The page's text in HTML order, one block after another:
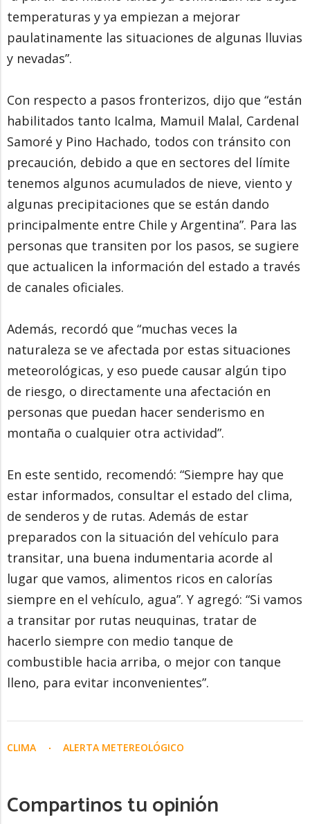
temperaturas y ya empiezan a mejorar
paulatinamente las situaciones de algunas lluvias
y nevadas”.
Con respecto a pasos fronterizos, dijo que “están
habilitados tanto Icalma, Mamuil Malal, Cardenal
Samoré y Pino Hachado, todos con tránsito con
precaución, debido a que en sectores del límite
tenemos algunos acumulados de nieve, viento y
algunas precipitaciones que se están dando
principalmente entre Chile y Argentina”. Para las
personas que transiten por los pasos, se sugiere
que actualicen la información del estado a través
de canales oficiales.
Además, recordó que “muchas veces la
naturaleza se ve afectada por estas situaciones
meteorológicas, y eso puede causar algún tipo
de riesgo, o directamente una afectación en
personas que puedan hacer senderismo en
montaña o cualquier otra actividad”.
En este sentido, recomendó: “Siempre hay que
estar informados, consultar el estado del clima,
de senderos y de rutas. Además de estar
preparados con la situación del vehículo para
transitar, una buena indumentaria acorde al
lugar que vamos, alimentos ricos en calorías
siempre en el vehículo, agua”. Y agregó: “Si vamos
a transitar por rutas neuquinas, tratar de
hacerlo siempre con medio tanque de
combustible hacia arriba, o mejor con tanque
lleno, para evitar inconvenientes”.
CLIMA ALERTA METEREOLÓGICO
Compartinos tu opinión